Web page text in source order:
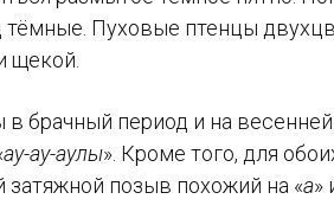
тёмные. Пуховые птенцы
щекой.
в брачный период и на
ау-ау-аулы». Кроме того, для
позыв похожий на «а»